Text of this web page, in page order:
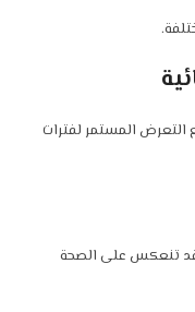
التعرض المستمر لفترات
تنعكس على الصحة